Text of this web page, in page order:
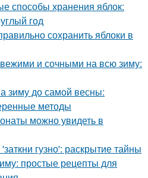
способы хранения яблок:
год
сохранить яблоки в
и сочными на всю зиму:
зиму до самой весны:
методы
можно увидеть в
гузно': раскрытие тайны
простые рецепты для